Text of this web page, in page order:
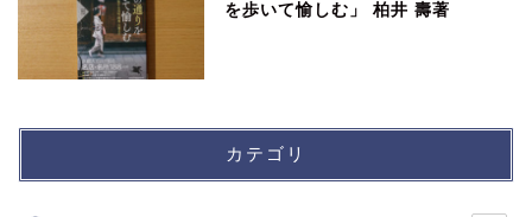
を歩いて愉しむ」 柏井 壽著
カテゴリ